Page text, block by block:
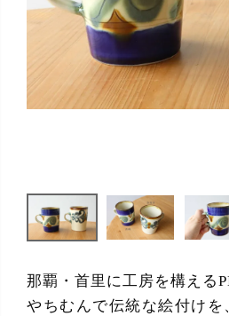
那覇・首里に工房を構える
やちむんで伝統な絵付けを